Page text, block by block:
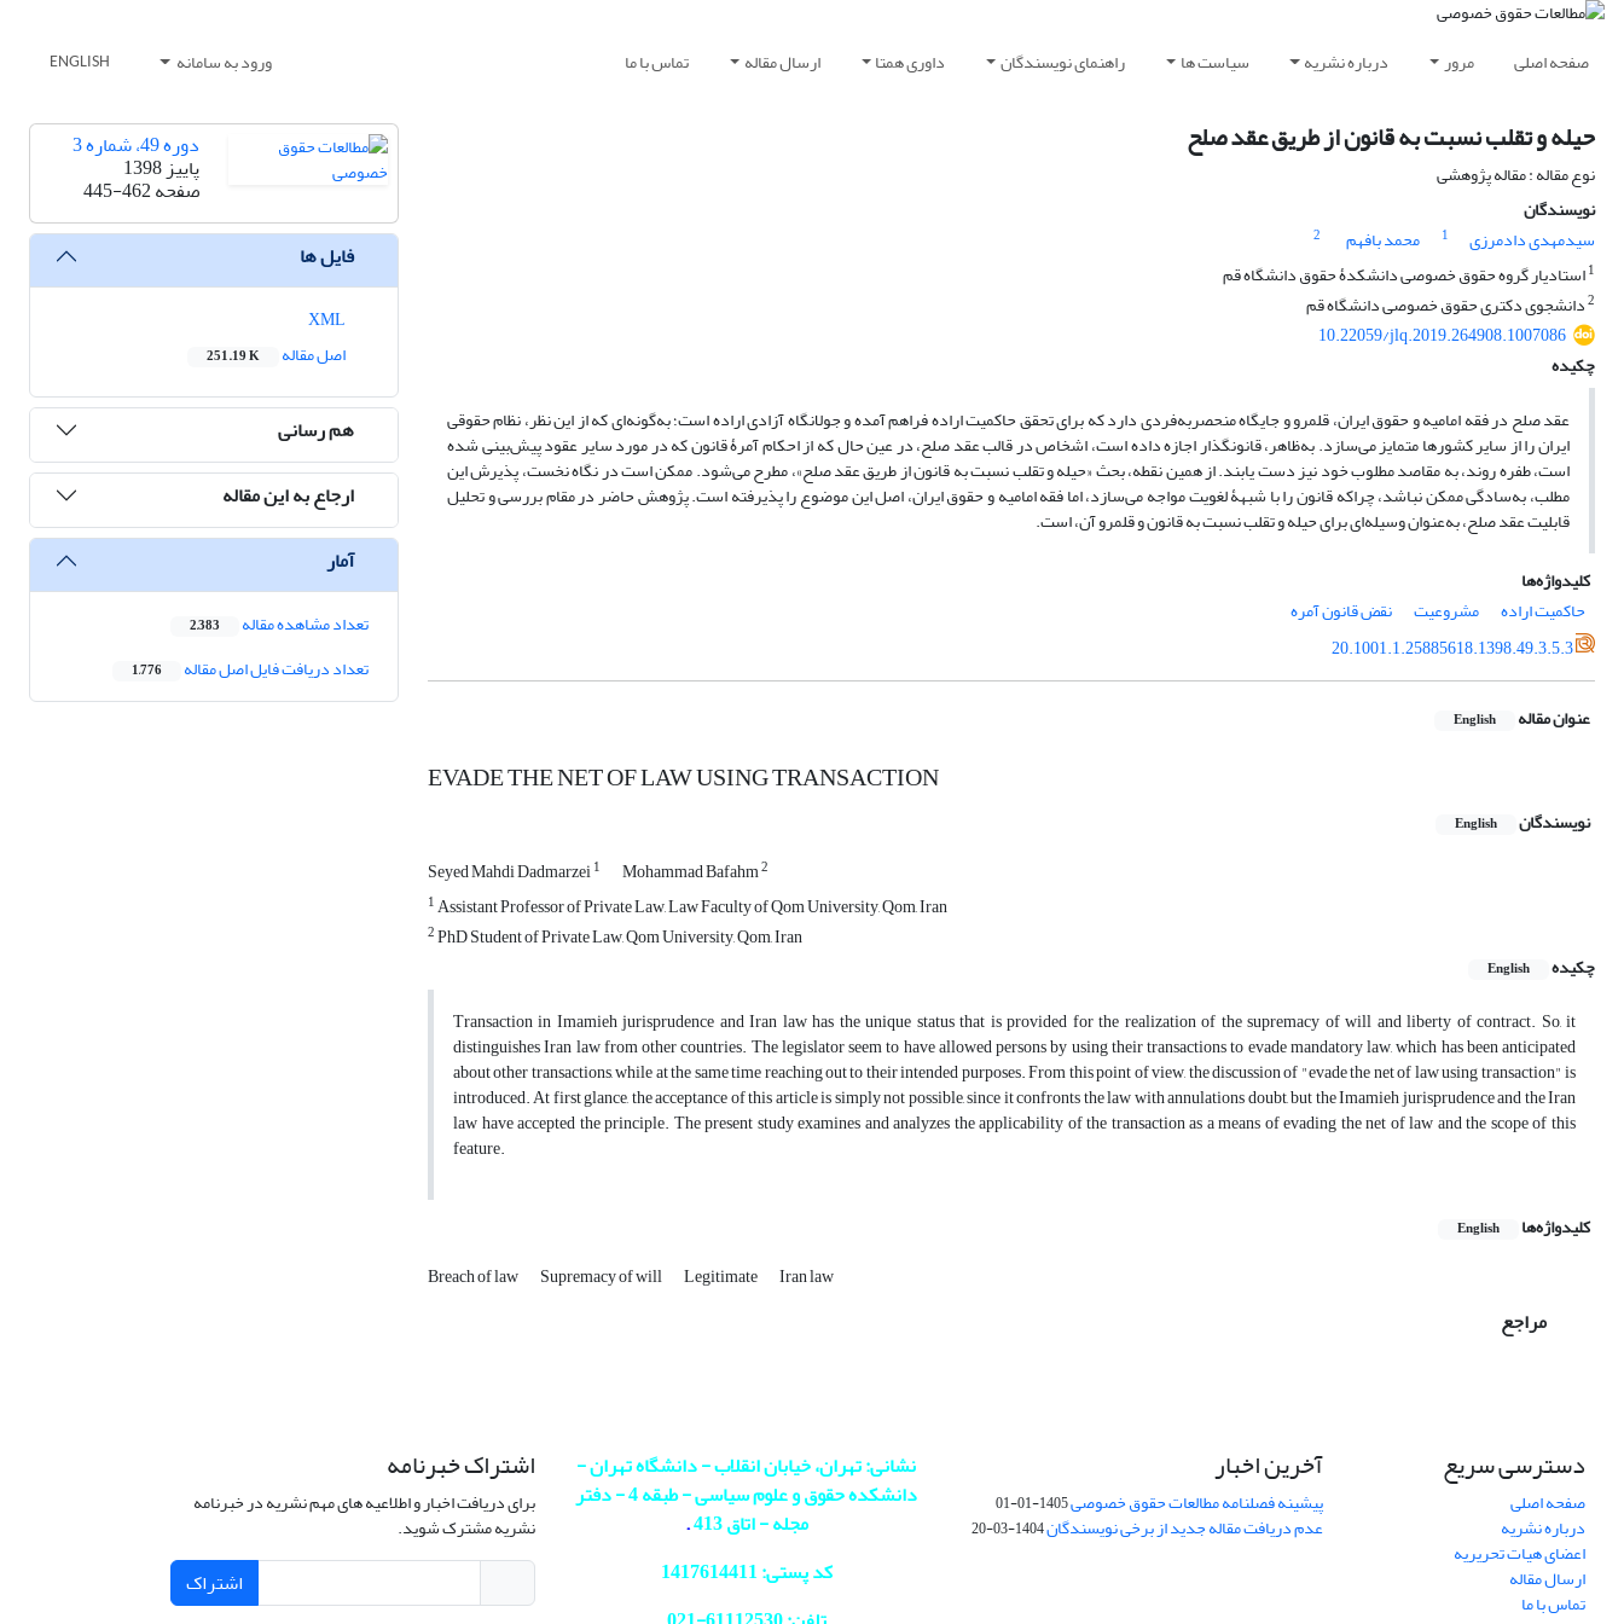
صفحه اصلی مرور درباره نشریه سیاست ها راهنمای نویسندگان داوری همتا ارسال مقاله تماس با ما ورود به سامانه ENGLISH
حیله و تقلب نسبت به قانون از طریق عقد صلح
نوع مقاله : مقاله پژوهشی
نویسندگان
سیدمهدی دادمرزی
1 محمد بافهم
2
1استادیار گروه حقوق خصوصی دانشکدۀ حقوق دانشگاه قم
2دانشجوی دکتری حقوق خصوصی دانشگاه قم
10.22059/jlq.2019.264908.1007086
چکیده
عقد صلح در فقه امامیه و حقوق ایران، قلمرو و جایگاه منحصربه‌فردی دارد که برای تحقق حاکمیت اراده فراهم آمده و جولانگاه آزادی اراده است؛ به‌گونه‌ای که از این نظر، نظام حقوقی
ایران را از سایر کشورها متمایز می‌سازد. به‌ظاهر، قانونگذار اجازه داده است، اشخاص در قالب عقد صلح، در عین حال که از احکام آمرۀ قانون که در مورد سایر عقود پیش‌بینی شده
است، طفره روند، به مقاصد مطلوب خود نیز دست یابند. از همین نقطه، بحث «حیله و تقلب نسبت به قانون از طریق عقد صلح»، مطرح می‌شود. ممکن است در نگاه نخست، پذیرش این
مطلب، به‌سادگی ممکن نباشد، چراکه قانون را با شبهۀ لغویت مواجه می‌سازد، اما فقه امامیه و حقوق ایران، اصل این موضوع را پذیرفته است. پژوهش حاضر در مقام بررسی و تحلیل
قابلیت عقد صلح، به‌عنوان وسیله‌ای برای حیله و تقلب نسبت به قانون و قلمرو آن، است.
کلیدواژه‌ها
حاکمیت اراده
مشروعیت
نقض قانون آمره
20.1001.1.25885618.1398.49.3.5.3
عنوان مقاله English
EVADE THE NET OF LAW USING TRANSACTION
نویسندگان English
Seyed Mahdi Dadmarzei1 Mohammad Bafahm2
1Assistant Professor of Private Law, Law Faculty of Qom University, Qom, Iran
2PhD Student of Private Law, Qom University, Qom, Iran
چکیده
English
Transaction in Imamieh jurisprudence and Iran law has the unique status that is provided for the realization of the supremacy of will and liberty of contract. So, it
distinguishes Iran law from other countries. The legislator seem to have allowed persons by using their transactions to evade mandatory law, which has been anticipated
about other transactions, while at the same time reaching out to their intended purposes. From this point of view, the discussion of "evade the net of law using transaction" is
introduced. At first glance, the acceptance of this article is simply not possible, since it confronts the law with annulations doubt, but the Imamieh jurisprudence and the Iran
law have accepted the principle. The present study examines and analyzes the applicability of the transaction as a means of evading the net of law and the scope of this
feature.
کلیدواژه‌ها English
Breach of law Supremacy of will Legitimate Iran law
مراجع
دوره 49، شماره 3
پاییز 1398
صفحه445-462
فایل ها
اصل مقاله
251.19 K
هم رسانی
ارجاع به این مقاله
آمار
تعداد مشاهده مقاله 2,383
تعداد دریافت فایل اصل مقاله 1,776
دسترسی سریع
صفحه اصلی
درباره نشریه
اعضای هیات تحریریه
ارسال مقاله
تماس با ما
آخرین اخبار
پیشینه فصلنامه مطالعات حقوق خصوصی1405-01-01
عدم دریافت مقاله جدید از برخی نویسندگان1404-03-20
نشانی: تهران، خیابان انقلاب - دانشگاه تهران -
دانشکده حقوق و علوم سیاسی - طبقه 4 - دفتر
مجله - اتاق 413
.
کد پستی: 1417614411
اشتراک خبرنامه
برای دریافت اخبار و اطلاعیه های مهم نشریه در خبرنامه
نشریه مشترک شوید.
اشتراک